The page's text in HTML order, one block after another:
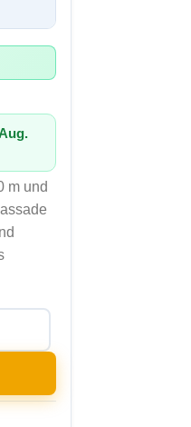
m und